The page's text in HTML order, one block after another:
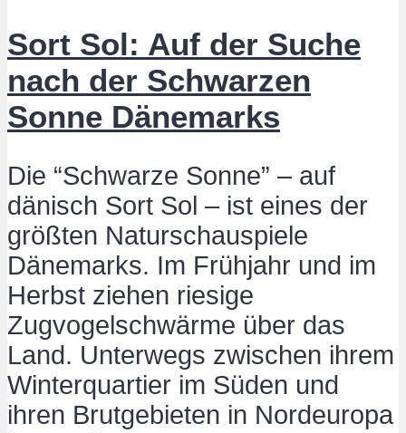
Sort Sol: Auf der Suche
nach der Schwarzen
Sonne Dänemarks
Die “Schwarze Sonne” – auf
dänisch Sort Sol – ist eines der
größten Naturschauspiele
Dänemarks. Im Frühjahr und im
Herbst ziehen riesige
Zugvogelschwärme über das
Land. Unterwegs zwischen ihrem
Winterquartier im Süden und
ihren Brutgebieten in Nordeuropa